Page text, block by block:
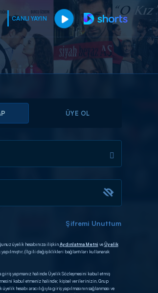
CANLI YAYIN
ÜYE OL
Şifremi Unuttum
üyelik hesabınıza ilişkinAydınlatma Metni veÜyelik
yapılmıştır. (İlgili değişiklikleri bağlantıları kullanarak
giriş yapmanız halinde Üyelik Sözleşmesini kabul etmiş
kabul etmeniz halinde; kişisel verilerinizin, Grup
hesabı aracılığıyla giriş yapılmasının sağlanması ve